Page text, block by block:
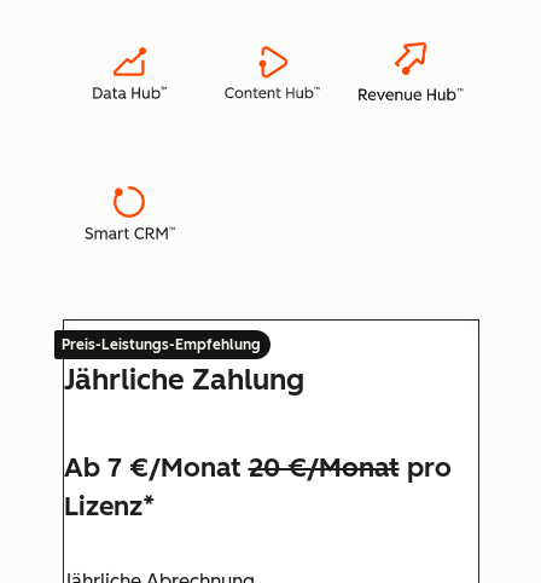
Preis-Leistungs-Empfehlung
Jährliche Zahlung
Ab 7 €/Monat20 €/Monatpro
Lizenz*